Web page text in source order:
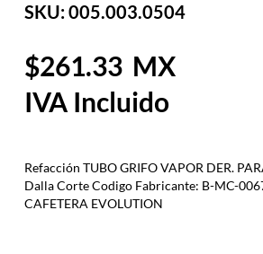
SKU: 005.003.0504
261.33
Refacción TUBO GRIFO VAPOR DER.
Dalla Corte Codigo Fabricante: B-MC-
CAFETERA EVOLUTION